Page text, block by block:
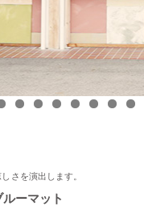
にて白いごはん器のお
！ 近郊版(犬山、小牧
の地域の方、ぜひご覧
3 4 5 6 7 8 9
さを演出します。
ーマット